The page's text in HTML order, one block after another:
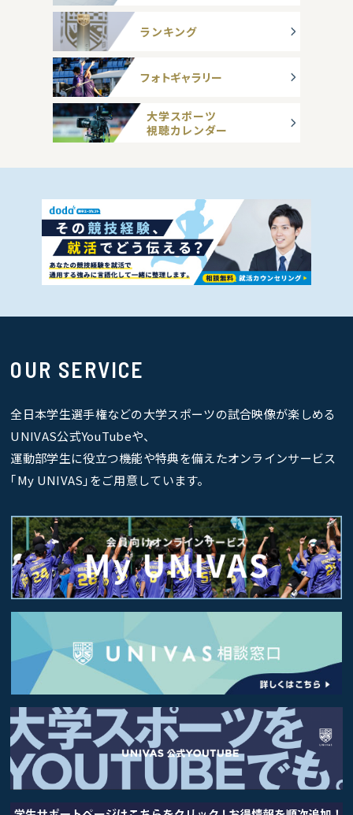
ランキング
フォトギャラリー
大学スポーツ
視聴カレンダー
OUR SERVICE
全日本学生選手権などの大学スポーツの試合映像が楽しめる
UNIVAS公式YouTubeや、
運動部学生に役立つ機能や特典を備えたオンラインサービス
｢My UNIVAS｣をご用意しています。